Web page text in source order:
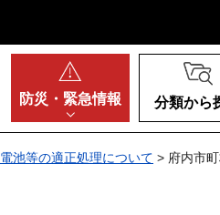
防災・ 緊急情報 分類から
池等の適正処理について > 府内市